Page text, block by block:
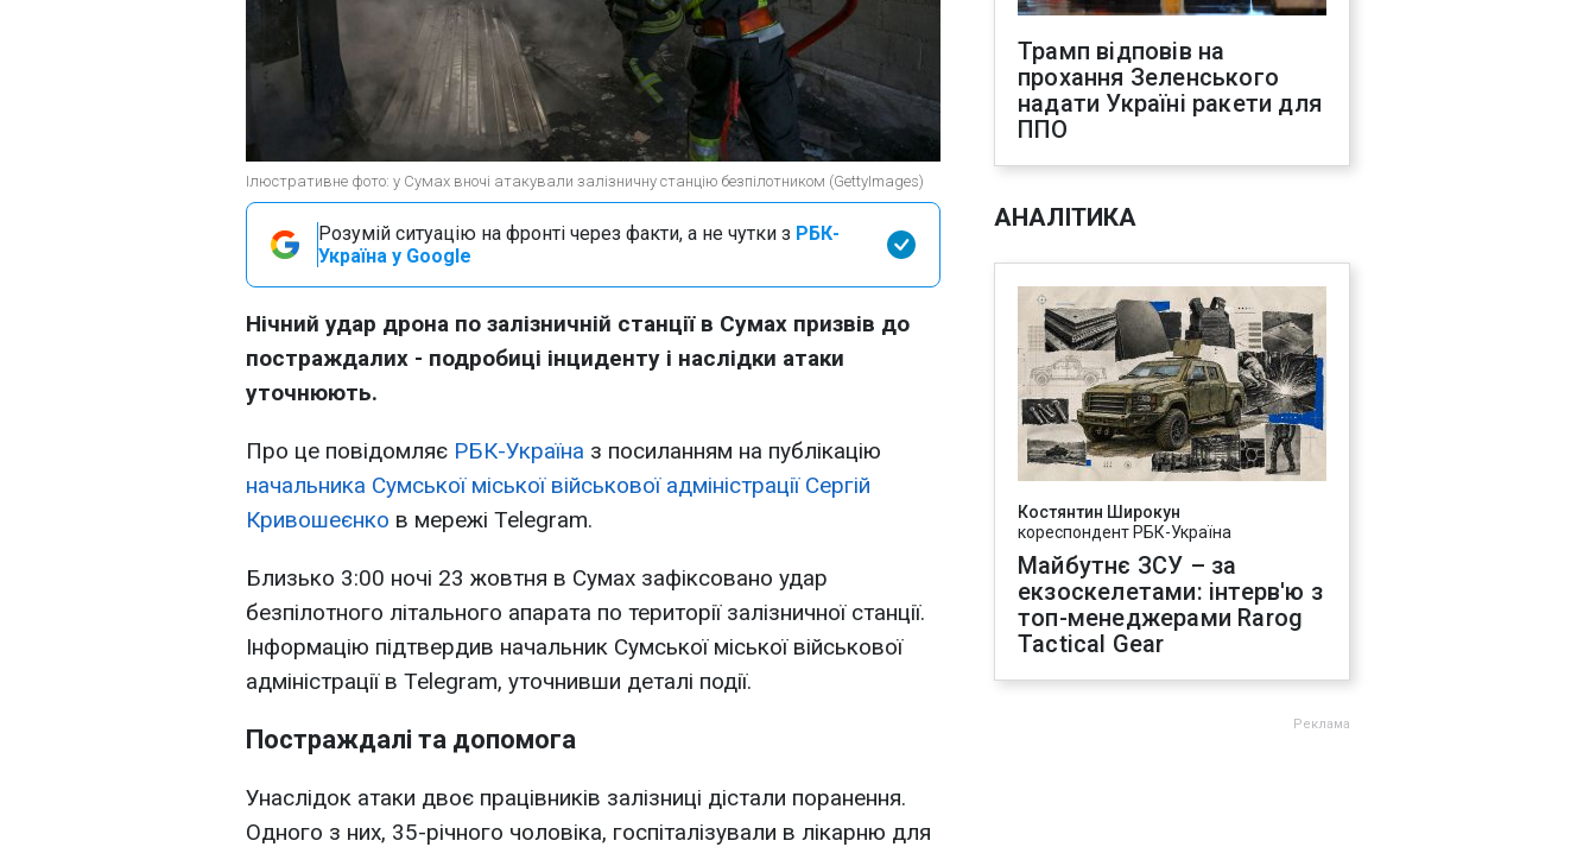
Ілюстративне фото: у Сумах вночі атакували залізничну станцію безпілотником (GettyImages)
Розумій ситуацію на фронті через факти, а не чутки з РБК-
Україна у Google
Нічний удар дрона по залізничній станції в Сумах призвів до
постраждалих - подробиці інциденту і наслідки атаки
уточнюють.
Про це повідомляє РБК-Україна з посиланням на публікацію
начальника Сумської міської військової адміністрації Сергій
Кривошеєнко в мережі Telegram.
Близько 3:00 ночі 23 жовтня в Сумах зафіксовано удар
безпілотного літального апарата по території залізничної станції.
Інформацію підтвердив начальник Сумської міської військової
адміністрації в Telegram, уточнивши деталі події.
Постраждалі та допомога
Унаслідок атаки двоє працівників залізниці дістали поранення.
Одного з них, 35-річного чоловіка, госпіталізували в лікарню для
Трамп відповів на
прохання Зеленського
надати Україні ракети для
ППО
АНАЛІТИКА
Костянтин Широкун
кореспондент РБК-Україна
Майбутнє ЗСУ – за
екзоскелетами: інтерв'ю з
топ-менеджерами Rarog
Tactical Gear